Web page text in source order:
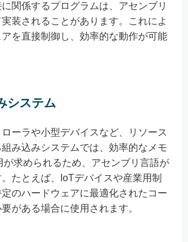
関係するプログラムは、アセンブリ
装されることがあります。これによ
を直接制御し、効率的な動作が可能
システム
ーラや小型デバイスなど、リソース
み込みシステムでは、効率的なメモ
が求められるため、アセンブリ言語が
たとえば、IoTデバイスや産業用制
のハードウェアに最適化されたコー
がある場合に使用されます。